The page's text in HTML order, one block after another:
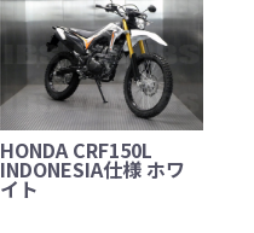
HONDA CRF150L
INDONESIA仕様 ホワ
イト